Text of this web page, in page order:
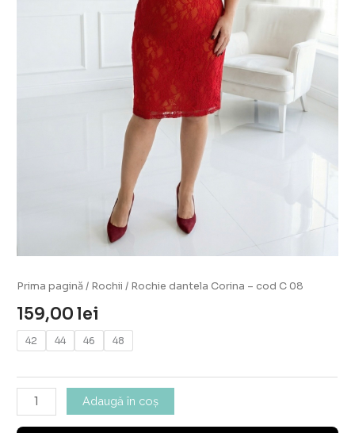
Prima pagină/ Rochii / Rochie dantela Corina – cod C 08
159,00lei
42 44 46 48
Adaugă în coș